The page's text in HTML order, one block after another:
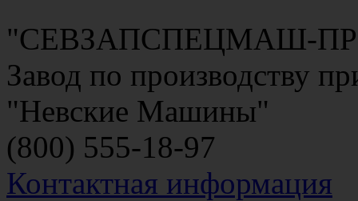
"СЕВЗАПСПЕЦМАШ-
Завод по производству
"Невские Машины"
(800) 555-18-97
Контактная информация